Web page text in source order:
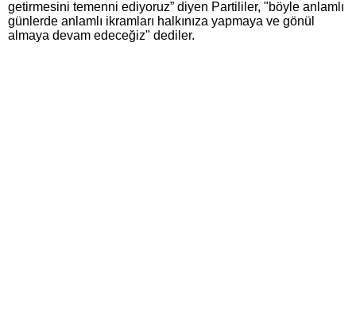
getirmesini temenni ediyoruz” diyen Partililer, "böyle anlamlı
günlerde anlamlı ikramları halkınıza yapmaya ve gönül
almaya devam edeceğiz" dediler.